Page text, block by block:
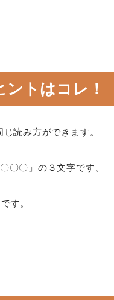
ントはコレ！
読み方ができます。
〇」の３文字です。
す。